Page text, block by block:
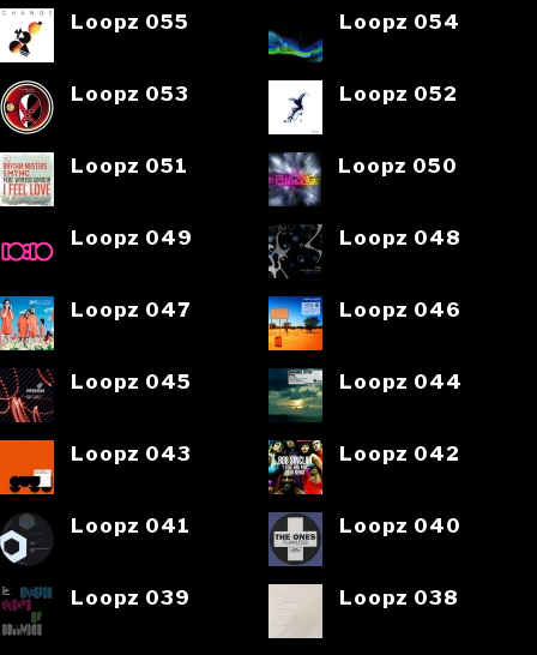
Loopz 055 Loopz 054
Loopz 053 Loopz 052
Loopz 051 Loopz 050
Loopz 049 Loopz 048
Loopz 047 Loopz 046
Loopz 045 Loopz 044
Loopz 043 Loopz 042
Loopz 041 Loopz 040
Loopz 039 Loopz 038